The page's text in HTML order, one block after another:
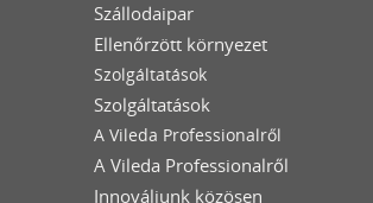
Szállodaipar
Ellenőrzött környezet
Szolgáltatások
Szolgáltatások
A Vileda Professionalről
A Vileda Professionalről
Innováljunk közösen